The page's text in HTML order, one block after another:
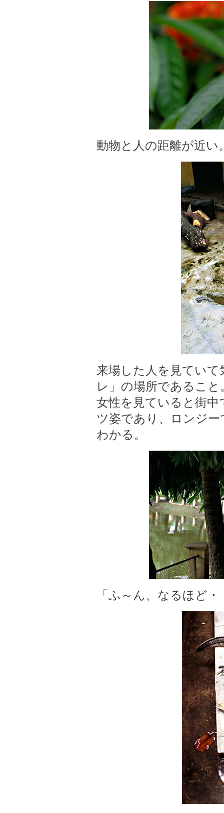
動物と人の距離が近い
来場した人を見てい
レ」の場所であること
女性を見ていると街
ツ姿であり、ロンジ
わかる。
「ふ～ん、なるほど・